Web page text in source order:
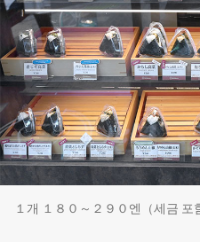
１개 １８０～２９０엔（세금 포